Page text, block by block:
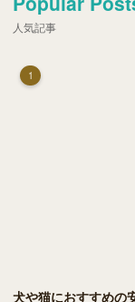
人気記事
1
犬や猫におすすめの